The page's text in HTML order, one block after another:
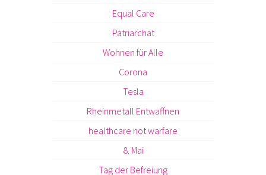
Equal Care
Patriarchat
Wohnen für Alle
Corona
Tesla
Rheinmetall Entwaffnen
healthcare not warfare
8. Mai
Tag der Befreiung